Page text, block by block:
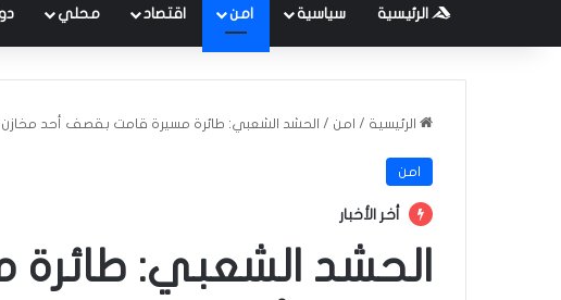
الرئيسية سياسية امن اقتصاد محلي
الرئيسية / امن / الحشد الشعبي: طائرة مسيرة قامت بقصف أحد
امن
أخر الأخبار
الحشد الشعبي: